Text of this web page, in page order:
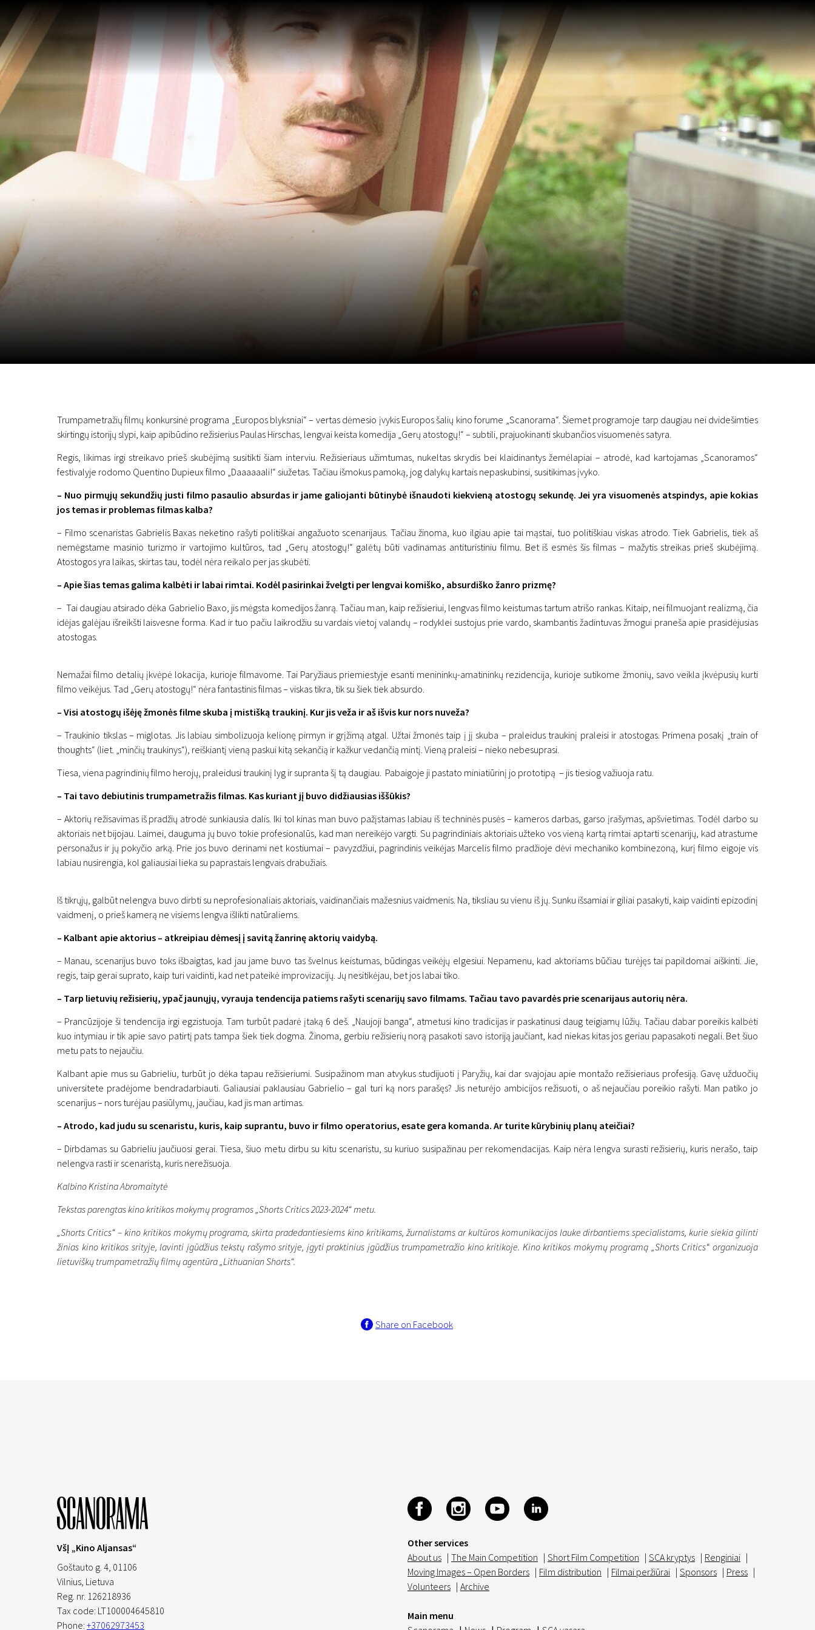
režisieriumi Paulu Hirschu
16 November 2023
Trumpametražių filmų konkursinė programa „Europos blyksniai“ – vertas dėmesio įvykis Europos šalių kino forume „Scanorama“. Šiemet programoje tarp daugiau nei dvidešimties
skirtingų istorijų slypi, kaip apibūdino režisierius Paulas Hirschas, lengvai keista komedija „Gerų atostogų!“ – subtili, prajuokinanti skubančios visuomenės satyra.
Regis, likimas irgi streikavo prieš skubėjimą susitikti šiam interviu. Režisieriaus užimtumas, nukeltas skrydis bei klaidinantys žemėlapiai – atrodė, kad kartojamas „Scanoramos“
festivalyje rodomo Quentino Dupieux filmo „Daaaaaali!“ siužetas. Tačiau išmokus pamoką, jog dalykų kartais nepaskubinsi, susitikimas įvyko.
– Nuo pirmųjų sekundžių justi filmo pasaulio absurdas ir jame galiojanti būtinybė išnaudoti kiekvieną atostogų sekundę. Jei yra visuomenės atspindys, apie kokias
jos temas ir problemas filmas kalba?
– Filmo scenaristas Gabrielis Baxas neketino rašyti politiškai angažuoto scenarijaus. Tačiau žinoma, kuo ilgiau apie tai mąstai, tuo politiškiau viskas atrodo. Tiek Gabrielis, tiek aš
nemėgstame masinio turizmo ir vartojimo kultūros, tad „Gerų atostogų!“ galėtų būti vadinamas antituristiniu filmu. Bet iš esmės šis filmas – mažytis streikas prieš skubėjimą.
Atostogos yra laikas, skirtas tau, todėl nėra reikalo per jas skubėti.
– Apie šias temas galima kalbėti ir labai rimtai. Kodėl pasirinkai žvelgti per lengvai komiško, absurdiško žanro prizmę?
– Tai daugiau atsirado dėka Gabrielio Baxo, jis mėgsta komedijos žanrą. Tačiau man, kaip režisieriui, lengvas filmo keistumas tartum atrišo rankas. Kitaip, nei filmuojant realizmą, čia
idėjas galėjau išreikšti laisvesne forma. Kad ir tuo pačiu laikrodžiu su vardais vietoj valandų – rodyklei sustojus prie vardo, skambantis žadintuvas žmogui praneša apie prasidėjusias
atostogas.
Nemažai filmo detalių įkvėpė lokacija, kurioje filmavome. Tai Paryžiaus priemiestyje esanti menininkų-amatininkų rezidencija, kurioje sutikome žmonių, savo veikla įkvėpusių kurti
filmo veikėjus. Tad „Gerų atostogų!“ nėra fantastinis filmas – viskas tikra, tik su šiek tiek absurdo.
– Visi atostogų išėję žmonės filme skuba į mistišką traukinį. Kur jis veža ir aš išvis kur nors nuveža?
– Traukinio tikslas – miglotas. Jis labiau simbolizuoja kelionę pirmyn ir grįžimą atgal. Užtai žmonės taip į jį skuba – praleidus traukinį praleisi ir atostogas. Primena posakį „train of
thoughts“ (liet. „minčių traukinys“), reiškiantį vieną paskui kitą sekančią ir kažkur vedančią mintį. Vieną praleisi – nieko nebesuprasi.
Tiesa, viena pagrindinių filmo herojų, praleidusi traukinį lyg ir supranta šį tą daugiau. Pabaigoje ji pastato miniatiūrinį jo prototipą – jis tiesiog važiuoja ratu.
– Tai tavo debiutinis trumpametražis filmas. Kas kuriant jį buvo didžiausias iššūkis?
– Aktorių režisavimas iš pradžių atrodė sunkiausia dalis. Iki tol kinas man buvo pažįstamas labiau iš techninės pusės – kameros darbas, garso įrašymas, apšvietimas. Todėl darbo su
aktoriais net bijojau. Laimei, dauguma jų buvo tokie profesionalūs, kad man nereikėjo vargti. Su pagrindiniais aktoriais užteko vos vieną kartą rimtai aptarti scenarijų, kad atrastume
personažus ir jų pokyčio arką. Prie jos buvo derinami net kostiumai – pavyzdžiui, pagrindinis veikėjas Marcelis filmo pradžioje dėvi mechaniko kombinezoną, kurį filmo eigoje vis
labiau nusirengia, kol galiausiai lieka su paprastais lengvais drabužiais.
Iš tikrųjų, galbūt nelengva buvo dirbti su neprofesionaliais aktoriais, vaidinančiais mažesnius vaidmenis. Na, tiksliau su vienu iš jų. Sunku išsamiai ir giliai pasakyti, kaip vaidinti epizodinį
vaidmenį, o prieš kamerą ne visiems lengva išlikti natūraliems.
– Kalbant apie aktorius – atkreipiau dėmesį į savitą žanrinę aktorių vaidybą.
– Manau, scenarijus buvo toks išbaigtas, kad jau jame buvo tas švelnus keistumas, būdingas veikėjų elgesiui. Nepamenu, kad aktoriams būčiau turėjęs tai papildomai aiškinti. Jie,
regis, taip gerai suprato, kaip turi vaidinti, kad net pateikė improvizacijų. Jų nesitikėjau, bet jos labai tiko.
– Tarp lietuvių režisierių, ypač jaunųjų, vyrauja tendencija patiems rašyti scenarijų savo filmams. Tačiau tavo pavardės prie scenarijaus autorių nėra.
– Prancūzijoje ši tendencija irgi egzistuoja. Tam turbūt padarė įtaką 6 deš. „Naujoji banga“, atmetusi kino tradicijas ir paskatinusi daug teigiamų lūžių. Tačiau dabar poreikis kalbėti
kuo intymiau ir tik apie savo patirtį pats tampa šiek tiek dogma. Žinoma, gerbiu režisierių norą pasakoti savo istoriją jaučiant, kad niekas kitas jos geriau papasakoti negali. Bet šiuo
metu pats to nejaučiu.
Kalbant apie mus su Gabrieliu, turbūt jo dėka tapau režisieriumi. Susipažinom man atvykus studijuoti į Paryžių, kai dar svajojau apie montažo režisieriaus profesiją. Gavę užduočių
universitete pradėjome bendradarbiauti. Galiausiai paklausiau Gabrielio – gal turi ką nors parašęs? Jis neturėjo ambicijos režisuoti, o aš nejaučiau poreikio rašyti. Man patiko jo
scenarijus – nors turėjau pasiūlymų, jaučiau, kad jis man artimas.
– Atrodo, kad judu su scenaristu, kuris, kaip suprantu, buvo ir filmo operatorius, esate gera komanda. Ar turite kūrybinių planų ateičiai?
– Dirbdamas su Gabrieliu jaučiuosi gerai. Tiesa, šiuo metu dirbu su kitu scenaristu, su kuriuo susipažinau per rekomendacijas. Kaip nėra lengva surasti režisierių, kuris nerašo, taip
nelengva rasti ir scenaristą, kuris nerežisuoja.
Kalbino Kristina Abromaitytė
Tekstas parengtas kino kritikos mokymų programos „Shorts Critics 2023-2024“ metu.
„Shorts Critics“ – kino kritikos mokymų programa, skirta pradedantiesiems kino kritikams, žurnalistams ar kultūros komunikacijos lauke dirbantiems specialistams, kurie siekia gilinti
žinias kino kritikos srityje, lavinti įgūdžius tekstų rašymo srityje, įgyti praktinius įgūdžius trumpametražio kino kritikoje. Kino kritikos mokymų programą „Shorts Critics“ organizuoja
lietuviškų trumpametražių filmų agentūra „Lithuanian Shorts“.
Share on Facebook
Other services
About us | The Main Competition | Short Film Competition | SCA kryptys | Renginiai |
Moving Images – Open Borders | Film distribution | Filmai peržiūrai | Sponsors | Press |
Volunteers | Archive
Main menu
VšĮ „Kino Aljansas“
Goštauto g. 4, 01106
Vilnius, Lietuva
Reg. nr. 126218936
Tax code: LT100004645810
Phone: +37062973453